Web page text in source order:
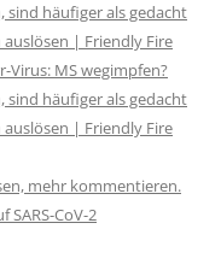
sind häufiger als gedacht
| Friendly Fire
Virus: MS wegimpfen?
sind häufiger als gedacht
| Friendly Fire
mehr kommentieren.
CoV-2